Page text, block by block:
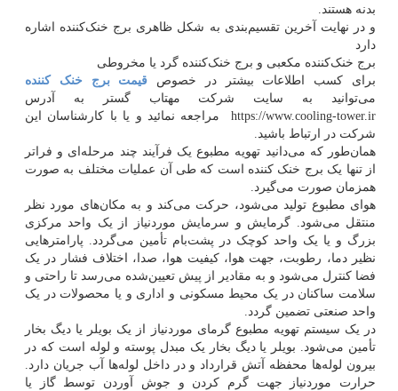
بدنه هستند.
و در نهایت آخرین تقسیم‌بندی به شکل ظاهری برج خنک‌کننده اشاره
دارد
برج خنک‌کننده مکعبی و برج خنک‌کننده گرد یا مخروطی
برای کسب اطلاعات بیشتر در خصوص قیمت برج خنک کننده
می‌توانید به سایت شرکت مهتاب گستر به آدرس
https://www.cooling-tower.ir مراجعه نمائید و یا با کارشناسان این
شرکت در ارتباط باشید.
همان‌طور که می‌دانید تهویه مطبوع یک فرآیند چند مرحله‌ای و فراتر
از تنها یک برج خنک کننده است که طی آن عملیات مختلف به صورت
همزمان صورت می‌گیرد.
هوای مطبوع تولید می‌شود، حرکت می‌کند و به مکان‌های مورد نظر
منتقل می‌شود. گرمایش و سرمایش موردنیاز از یک واحد مرکزی
بزرگ و یا یک واحد کوچک در پشت‌بام تأمین می‌گردد. پارامترهایی
نظیر دما، رطوبت، جهت هوا، کیفیت هوا، صدا، اختلاف فشار در یک
فضا کنترل می‌شود و به مقادیر از پیش تعیین‌شده می‌رسد تا راحتی و
سلامت ساکنان در یک محیط مسکونی و اداری و یا محصولات در یک
واحد صنعتی تضمین گردد.
در یک سیستم تهویه مطبوع گرمای موردنیاز از یک بویلر یا دیگ بخار
تأمین می‌شود. بویلر یا دیگ بخار یک مبدل پوسته و لوله است که در
بیرون لوله‌ها محفظه آتش قرارداد و در داخل لوله‌ها آب جریان دارد.
حرارت موردنیاز جهت گرم کردن و جوش آوردن توسط گاز یا